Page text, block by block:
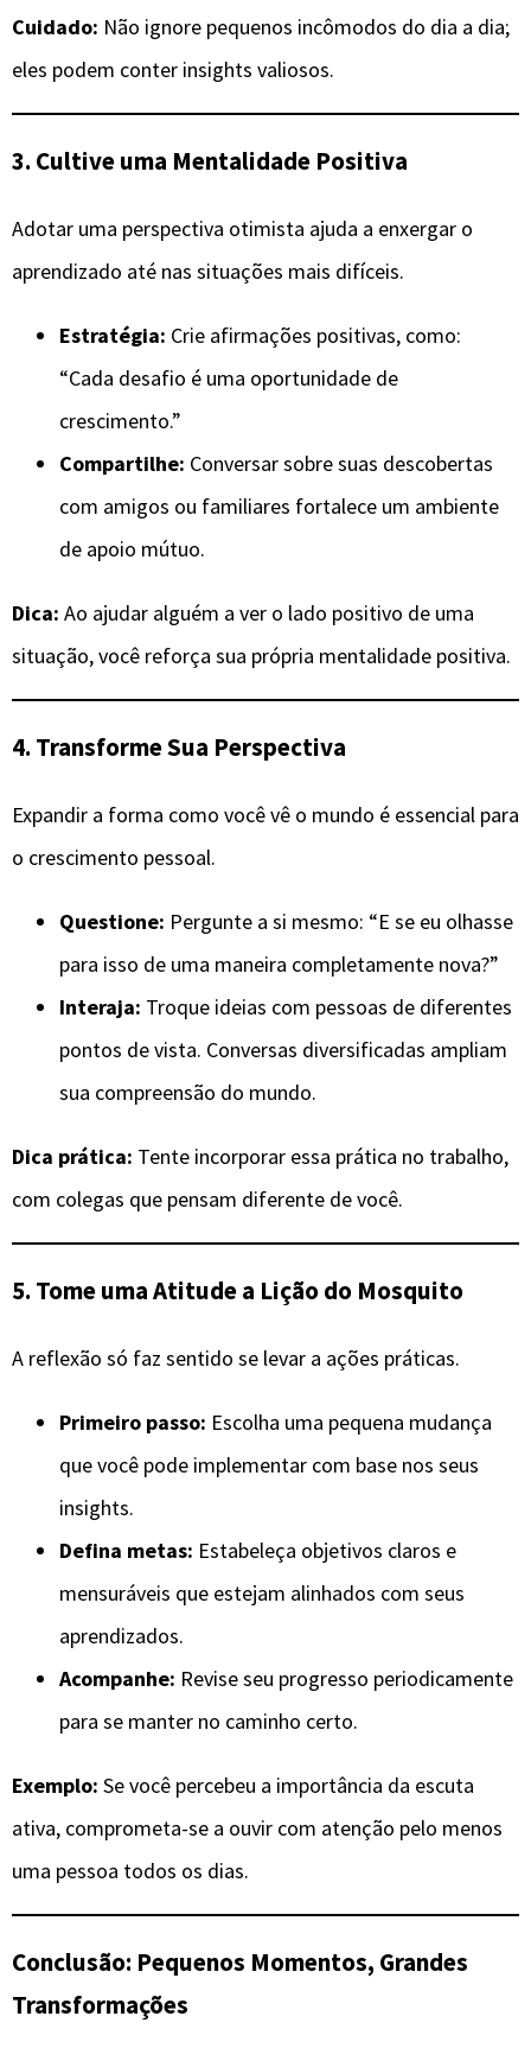
Cuidado: Não ignore pequenos incômodos do dia a dia;
eles podem conter insights valiosos.
3. Cultive uma Mentalidade Positiva
Adotar uma perspectiva otimista ajuda a enxergar o
aprendizado até nas situações mais difíceis.
Estratégia: Crie afirmações positivas, como:
“Cada desafio é uma oportunidade de
crescimento.”
Compartilhe: Conversar sobre suas descobertas
com amigos ou familiares fortalece um ambiente
de apoio mútuo.
Dica: Ao ajudar alguém a ver o lado positivo de uma
situação, você reforça sua própria mentalidade positiva.
4. Transforme Sua Perspectiva
Expandir a forma como você vê o mundo é essencial para
o crescimento pessoal.
Questione: Pergunte a si mesmo: “E se eu olhasse
para isso de uma maneira completamente nova?”
Interaja: Troque ideias com pessoas de diferentes
pontos de vista. Conversas diversificadas ampliam
sua compreensão do mundo.
Dica prática: Tente incorporar essa prática no trabalho,
com colegas que pensam diferente de você.
5. Tome uma Atitude a Lição do Mosquito
A reflexão só faz sentido se levar a ações práticas.
Primeiro passo: Escolha uma pequena mudança
que você pode implementar com base nos seus
insights.
Defina metas: Estabeleça objetivos claros e
mensuráveis que estejam alinhados com seus
aprendizados.
Acompanhe: Revise seu progresso periodicamente
para se manter no caminho certo.
Exemplo: Se você percebeu a importância da escuta
ativa, comprometa-se a ouvir com atenção pelo menos
uma pessoa todos os dias.
Conclusão: Pequenos Momentos, Grandes
Transformações